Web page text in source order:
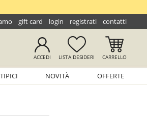
gift card login registrati contatti
ACCEDI LISTADESIDERI CARRELLO
NOVITÀ OFFERTE